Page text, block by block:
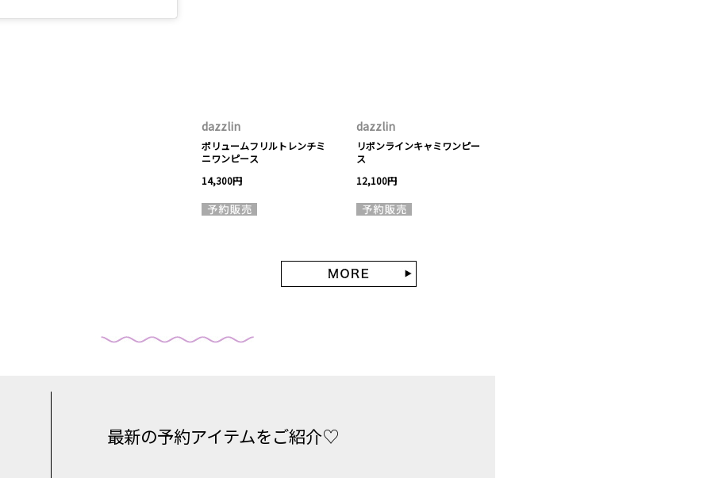
dazzlin
ボリュームフリルトレンチミ
ニワンピース
14,300円
dazzlin
リボンラインキャミワンピー
ス
12,100円
最新の予約アイテムをご紹介♡